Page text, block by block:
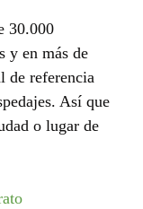
30.000
y en más de
de referencia
Así que
o lugar de